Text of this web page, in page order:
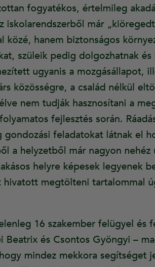
fogyatékos, értelmileg
iskolarendszerből már
közé, hanem biztonságos
szüleik pedig dolgozhatnak
ugyanis a mozgásállapot,
közösségre, a család nélkül
nem tudják hasznosítani a
fejlesztés során.
gondozási feladatokat látnak el
a helyzetből már nagyon
helyre képesek legyenek
megtölteni tartalommal
16 szakember felügyel és
Beatrix és Csontos Gyöngyi –
mindez mekkora segítséget